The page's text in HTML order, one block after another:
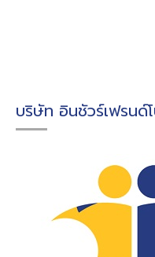
บริษัท อินชัวร์เฟรนด์